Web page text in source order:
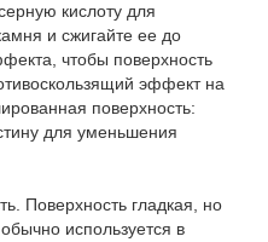
кислоту для
и сжигайте ее до
чтобы поверхность
эффект на
поверхность:
для уменьшения
Поверхность гладкая, но
используется в